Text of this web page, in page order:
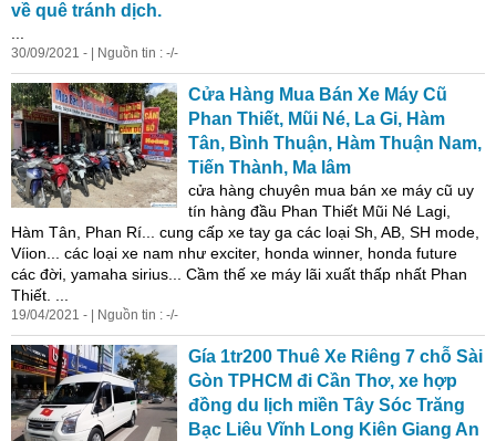
về quê tránh dịch.
30/09/2021 - | Nguồn tin : -/-
Cửa Hàng Mua Bán Xe Máy Cũ
Phan Thiết, Mũi Né, La Gi, Hàm
Tân, Bình Thuận, Hàm Thuận Nam,
Tiến Thành, Ma lâm
cửa hàng chuyên mua bán xe máy cũ uy
tín hàng đầu Phan Thiết Mũi Né Lagi,
Hàm Tân, Phan Rí... cung cấp xe tay ga các loại Sh, AB, SH mode,
Víion... các loại xe nam như exciter, honda winner, honda future
các đời, yamaha sirius... Cầm thế xe máy lãi xuất thấp nhất Phan
Thiết. ...
19/04/2021 - | Nguồn tin : -/-
Gía 1tr200 Thuê Xe Riêng 7 chỗ Sài
Gòn TPHCM đi Cần Thơ, xe hợp
đồng du lịch miền Tây Sóc Trăng
Bạc Liêu Vĩnh Long Kiên Giang An